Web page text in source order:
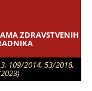
ZDRAVSTVENIH
109/2014, 53/2018,